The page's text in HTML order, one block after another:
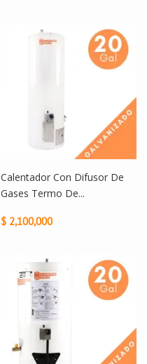
Calentador Con Difusor De
Gases Termo De...
$ 2,100,000